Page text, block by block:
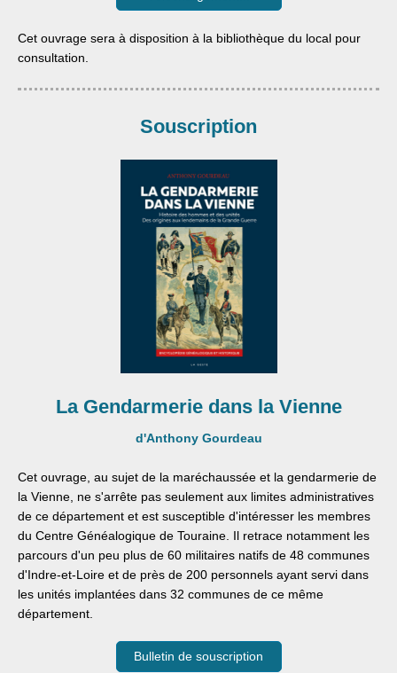
Cet ouvrage sera à disposition à la bibliothèque du local pour
consultation.
Souscription
La Gendarmerie dans la Vienne
d'Anthony Gourdeau
Cet ouvrage, au sujet de la maréchaussée et la gendarmerie de
la Vienne, ne s'arrête pas seulement aux limites administratives
de ce département et est susceptible d'intéresser les membres
du Centre Généalogique de Touraine. Il retrace notamment les
parcours d'un peu plus de 60 militaires natifs de 48 communes
d'Indre-et-Loire et de près de 200 personnels ayant servi dans
les unités implantées dans 32 communes de ce même
département.
Bulletin de souscription